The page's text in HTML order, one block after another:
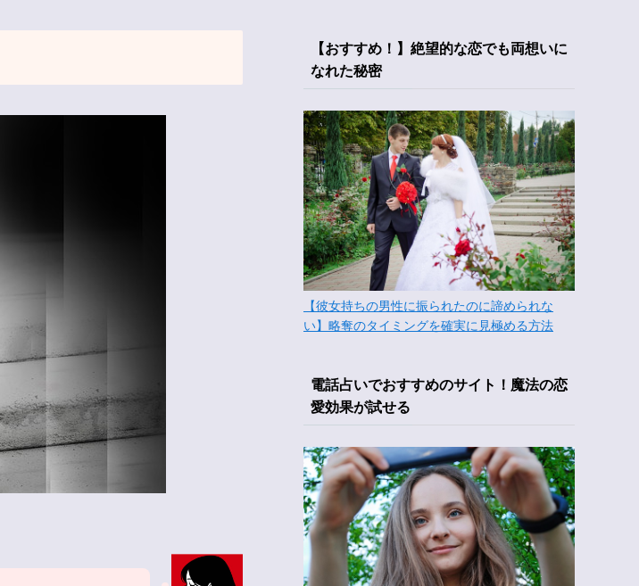
【おすすめ！】絶望的な恋でも両想いに
なれた秘密
【彼女持ちの男性に振られたのに諦められな
い】略奪のタイミングを確実に見極める方法
電話占いでおすすめのサイト！魔法の恋
愛効果が試せる